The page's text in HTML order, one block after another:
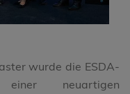
wurde die ESDA-
neuartigen